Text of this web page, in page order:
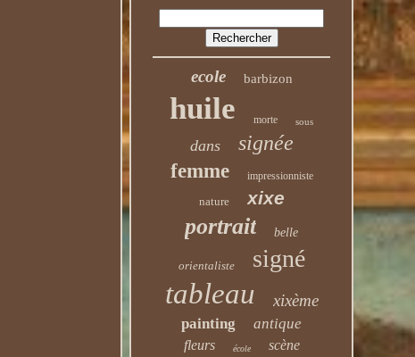
ecole barbizon
huile morte sous
dans signée
femme impressionniste
nature xixe
portrait belle
orientaliste signé
tableau xixème
painting antique
fleurs école scène